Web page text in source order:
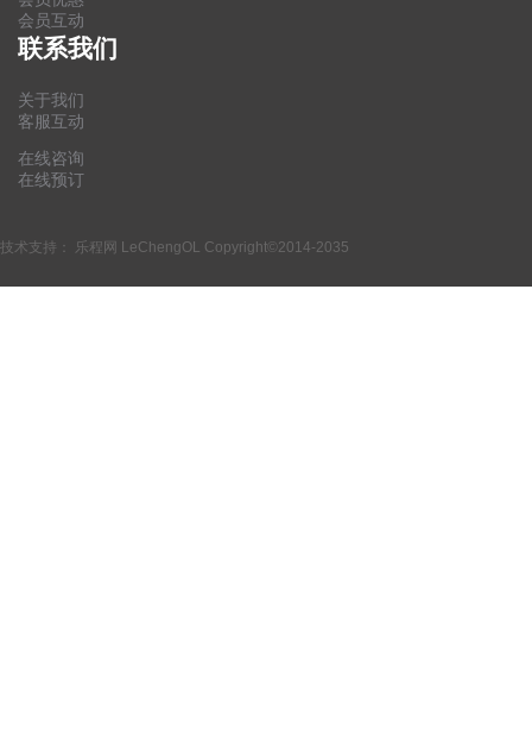
会员互动
联系我们
关于我们
客服互动
在线咨询
在线预订
技术支持： 乐程网 LeChengOL Copyright©2014-2035